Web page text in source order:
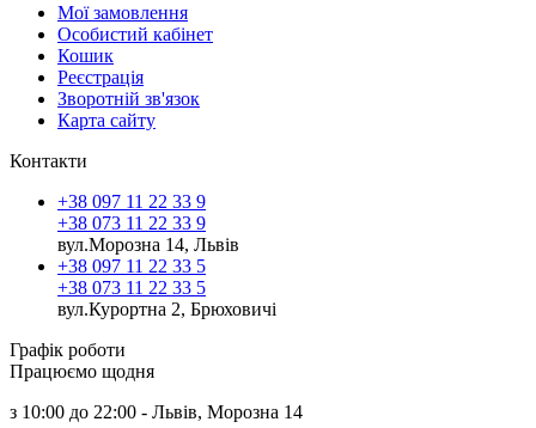
Мої замовлення
Особистий кабінет
Кошик
Реєстрація
Зворотній зв'язок
Карта сайту
Контакти
+38 097 11 22 33 9
+38 073 11 22 33 9
вул.Морозна 14, Львів
+38 097 11 22 33 5
+38 073 11 22 33 5
вул.Курортна 2, Брюховичі
Графік роботи
Працюємо щодня
з 10:00 до 22:00 - Львів, Морозна 14